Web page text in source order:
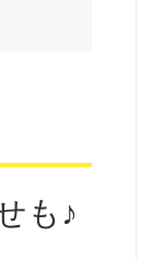
も♪